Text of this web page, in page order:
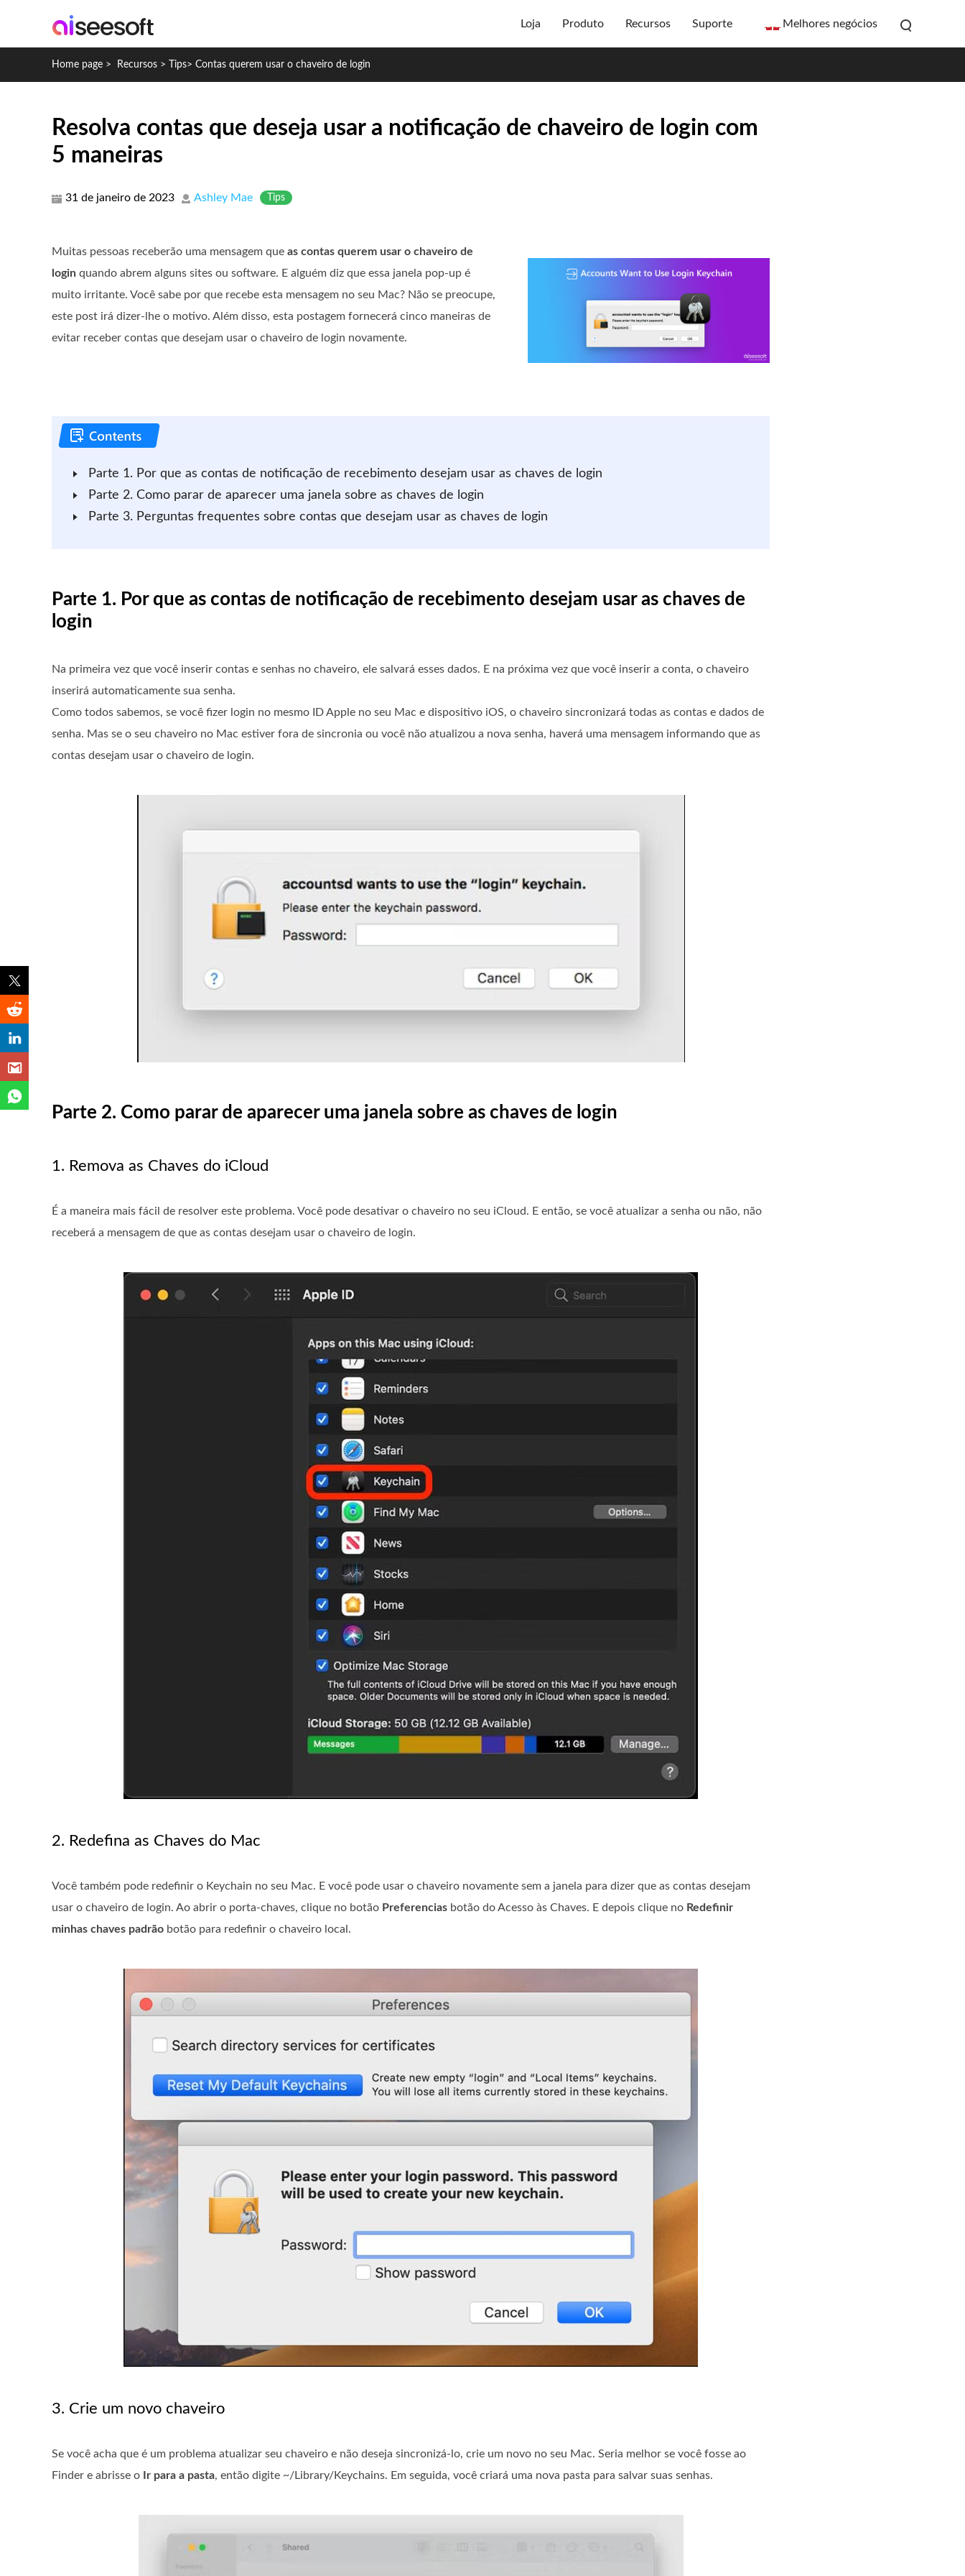
Loja Produto Recursos Suporte Melhores negócios
Home page > Recursos > Tips> Contas querem usar o chaveiro de login
Resolva contas que deseja usar a notificação de chaveiro de login com
5 maneiras
31 de janeiro de 2023 Ashley Mae Tips
Muitas pessoas receberão uma mensagem que as contas querem usar o chaveiro de
login quando abrem alguns sites ou software. E alguém diz que essa janela pop-up é
muito irritante. Você sabe por que recebe esta mensagem no seu Mac? Não se preocupe,
este post irá dizer-lhe o motivo. Além disso, esta postagem fornecerá cinco maneiras de
evitar receber contas que desejam usar o chaveiro de login novamente.
Parte 1. Por que as contas de notificação de recebimento desejam usar as chaves de login
Parte 2. Como parar de aparecer uma janela sobre as chaves de login
Parte 3. Perguntas frequentes sobre contas que desejam usar as chaves de login
Parte 1. Por que as contas de notificação de recebimento desejam usar as chaves de
login
Na primeira vez que você inserir contas e senhas no chaveiro, ele salvará esses dados. E na próxima vez que você inserir a conta, o chaveiro
inserirá automaticamente sua senha.
Como todos sabemos, se você fizer login no mesmo ID Apple no seu Mac e dispositivo iOS, o chaveiro sincronizará todas as contas e dados de
senha. Mas se o seu chaveiro no Mac estiver fora de sincronia ou você não atualizou a nova senha, haverá uma mensagem informando que as
contas desejam usar o chaveiro de login.
Parte 2. Como parar de aparecer uma janela sobre as chaves de login
1. Remova as Chaves do iCloud
É a maneira mais fácil de resolver este problema. Você pode desativar o chaveiro no seu iCloud. E então, se você atualizar a senha ou não, não
receberá a mensagem de que as contas desejam usar o chaveiro de login.
2. Redefina as Chaves do Mac
Você também pode redefinir o Keychain no seu Mac. E você pode usar o chaveiro novamente sem a janela para dizer que as contas desejam
usar o chaveiro de login. Ao abrir o porta-chaves, clique no botão Preferencias botão do Acesso às Chaves. E depois clique no Redefinir
minhas chaves padrão botão para redefinir o chaveiro local.
3. Crie um novo chaveiro
Se você acha que é um problema atualizar seu chaveiro e não deseja sincronizá-lo, crie um novo no seu Mac. Seria melhor se você fosse ao
Finder e abrisse o
Ir para a pasta, então digite ~/Library/Keychains. Em seguida, você criará uma nova pasta para salvar suas senhas.